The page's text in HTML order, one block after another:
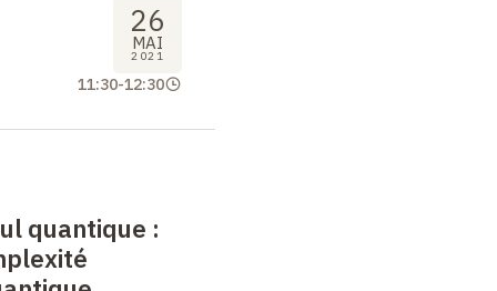
26
MAI
2021
11:30-12:30
quantique :